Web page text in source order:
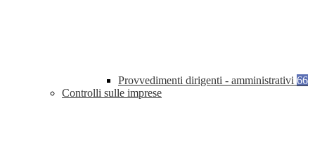
Provvedimenti dirigenti - amministrativi 66
Controlli sulle imprese